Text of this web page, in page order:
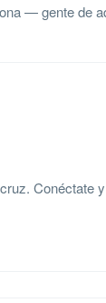
— gente de
Conéctate